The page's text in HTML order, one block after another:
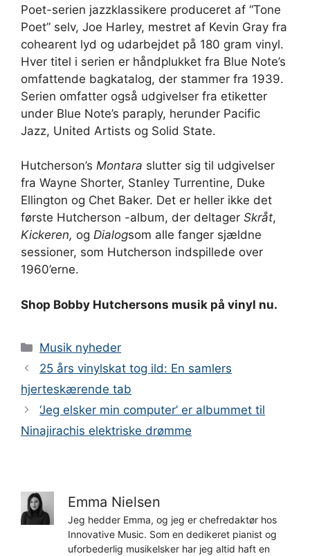
Poet-serien jazzklassikere produceret af “Tone
Poet” selv, Joe Harley, mestret af Kevin Gray fra
cohearent lyd og udarbejdet på 180 gram vinyl.
Hver titel i serien er håndplukket fra Blue Note’s
omfattende bagkatalog, der stammer fra 1939.
Serien omfatter også udgivelser fra etiketter
under Blue Note’s paraply, herunder Pacific
Jazz, United Artists og Solid State.
Hutcherson’s Montara slutter sig til udgivelser
fra Wayne Shorter, Stanley Turrentine, Duke
Ellington og Chet Baker. Det er heller ikke det
første Hutcherson -album, der deltager Skråt,
Kickeren, og Dialogsom alle fanger sjældne
sessioner, som Hutcherson indspillede over
1960’erne.
Shop Bobby Hutchersons musik på vinyl nu.
Kategorier
Musik nyheder
25 års vinylskat tog ild: En samlers
hjerteskærende tab
‘Jeg elsker min computer’ er albummet til
Ninajirachis elektriske drømme
Emma Nielsen
Jeg hedder Emma, og jeg er chefredaktør hos
Innovative Music. Som en dedikeret pianist og
uforbederlig musikelsker har jeg altid haft en